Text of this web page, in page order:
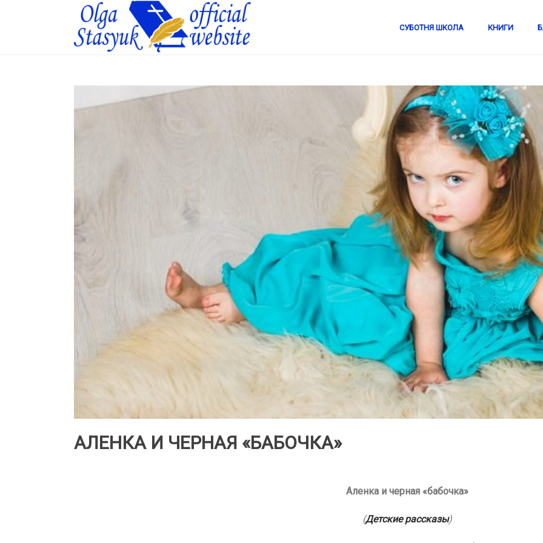
СУБОТНЯ ШКОЛА КНИГИ
АЛЕНКА И ЧЕРНАЯ «БАБОЧКА»
Аленка и черная «бабочка»
(Детские рассказы)